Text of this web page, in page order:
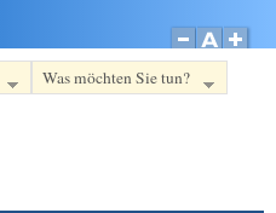
Was möchten Sie tun?